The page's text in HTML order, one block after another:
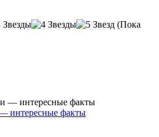
(Пока
интересные факты